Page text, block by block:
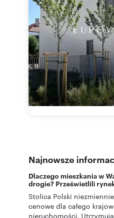
Najnowsze
Dlaczego mieszkania w
drogie? Prześwietlili
Stolica Polski
cenowe dla całego
nieruchomości.